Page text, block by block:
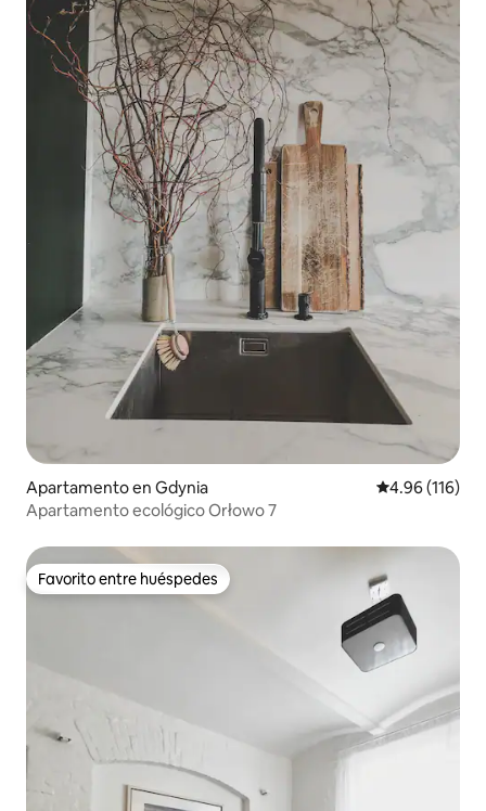
Apartamento en Gdynia Calificación
4.96 (116)
Apartamento ecológico Orłowo 7
Favorito entre huéspedes
Favorito entre huéspedes